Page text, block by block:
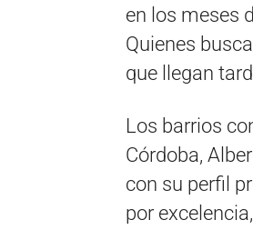
en los meses
Quienes
que llegan
Los barrios
Córdoba,
con su perfil
por